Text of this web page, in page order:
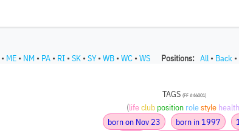
• ME • NM • PA • RI • SK • SY• WB • WC • WS Positions: All • Back •